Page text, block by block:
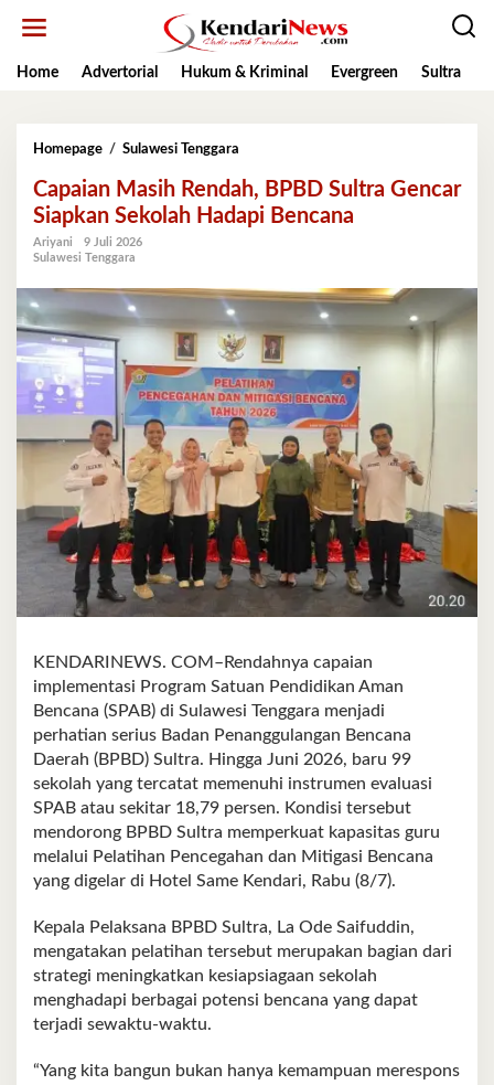
Home
Advertorial Hukum & Kriminal Evergreen Sultra
Homepage / Sulawesi Tenggara
Rendah,
BPBD
Sultra
Sekolah
Hadapi
Bencana
Capaian Masih Rendah, BPBD Sultra Gencar
Siapkan Sekolah Hadapi Bencana
Ariyani
9 Juli 2026
Sulawesi Tenggara
KENDARINEWS. COM–Rendahnya capaian
implementasi Program Satuan Pendidikan Aman
Bencana (SPAB) di Sulawesi Tenggara menjadi
perhatian serius Badan Penanggulangan Bencana
Daerah (BPBD) Sultra. Hingga Juni 2026, baru 99
sekolah yang tercatat memenuhi instrumen evaluasi
SPAB atau sekitar 18,79 persen. Kondisi tersebut
mendorong BPBD Sultra memperkuat kapasitas guru
melalui Pelatihan Pencegahan dan Mitigasi Bencana
yang digelar di Hotel Same Kendari, Rabu (8/7).
Kepala Pelaksana BPBD Sultra, La Ode Saifuddin,
mengatakan pelatihan tersebut merupakan bagian dari
strategi meningkatkan kesiapsiagaan sekolah
menghadapi berbagai potensi bencana yang dapat
terjadi sewaktu-waktu.
“Yang kita bangun bukan hanya kemampuan merespons